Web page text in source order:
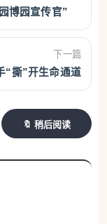
有效满足了小
户短期经营贷
贷款财政贴息
码消费贷款让
在回落，5月净
士表示，市民
温州非金融
博园宣传官”
下一篇
“撕”开生命通道
🔖 稍后阅读